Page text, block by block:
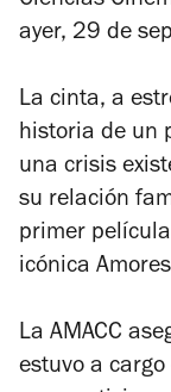
ayer, 29 de
La cinta, a
historia de un
una crisis
su relación
primer
icónica
La AMACC
estuvo a